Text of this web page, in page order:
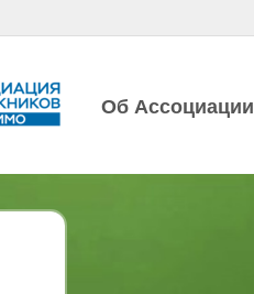
Об Ассоциации